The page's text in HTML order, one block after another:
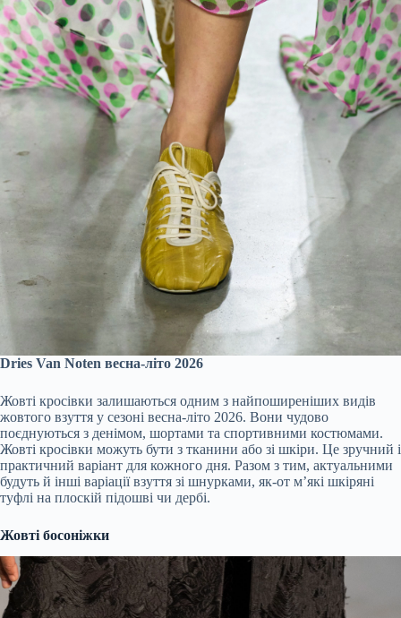
Dries Van Noten весна-літо 2026
Жовті кросівки залишаються одним з найпоширеніших видів
жовтого взуття у сезоні весна-літо 2026. Вони чудово
поєднуються з денімом, шортами та спортивними костюмами.
Жовті кросівки можуть бути з тканини або зі шкіри. Це зручний і
практичний варіант для кожного дня. Разом з тим, актуальними
будуть й інші варіації взуття зі шнурками, як-от м’які шкіряні
туфлі на плоскій підошві чи дербі.
Жовті босоніжки